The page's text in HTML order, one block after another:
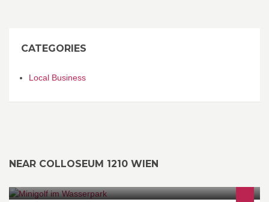
CATEGORIES
Local Business
NEAR COLLOSEUM 1210 WIEN